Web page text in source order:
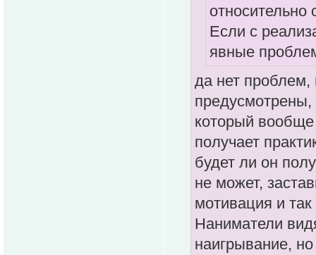
Если с
явные
да нет проблем,
предусмотрены,
который
получает
будет ли он
не может,
мотивация и
Наниматели
наигрывание,